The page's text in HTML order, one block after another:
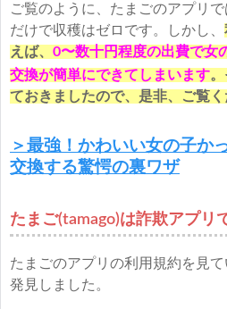
ご覧のように、たまごのアプリ
だけで収穫はゼロです。しかし、
えば、 0〜数十円程度の出費で女
交換が簡単にできてしまいます
ておきましたので、是非、ご覧く
＞最強！かわいい女の子か
交換する驚愕の裏ワザ
たまご(tamago)は詐欺アプリ
たまごのアプリの利用規約を見
発見しました。